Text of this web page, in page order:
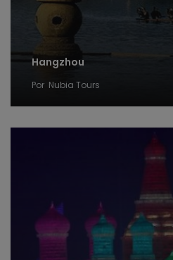
Hangzhou
Por Nubia Tours